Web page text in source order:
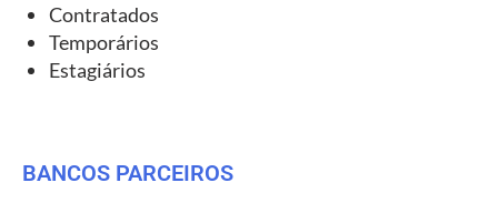
Contratados
Temporários
Estagiários
BANCOS PARCEIROS